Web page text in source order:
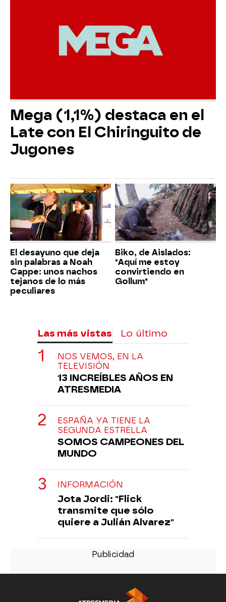
Mega (1,1%) destaca en el
Late con El Chiringuito de
Jugones
El desayuno que deja
sin palabras a Noah
Cappe: unos nachos
tejanos de lo más
peculiares
Biko, de Aislados:
"Aquí me estoy
convirtiendo en
Gollum"
Las más vistas Lo último
NOS VEMOS, EN LA
TELEVISIÓN
13 INCREÍBLES AÑOS EN
ATRESMEDIA
ESPAÑA YA TIENE LA
SEGUNDA ESTRELLA
SOMOS CAMPEONES DEL
MUNDO
INFORMACIÓN
Jota Jordi: "Flick
transmite que sólo
quiere a Julián Alvarez"